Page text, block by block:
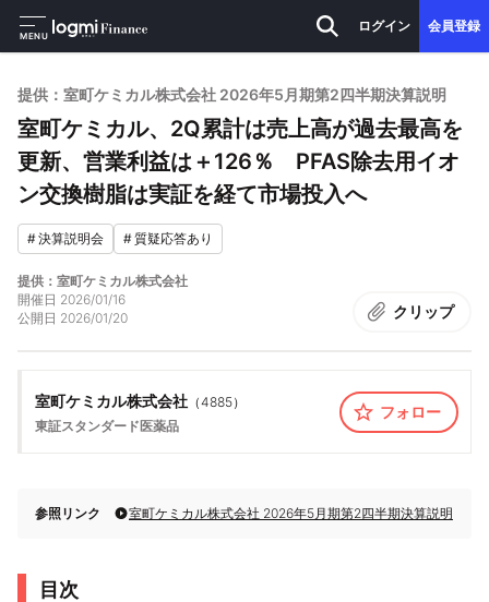
MENU
ログイン 会員登録
提供：室町ケミカル株式会社 2026年5月期第2四半期決算説明
室町ケミカル、2Q累計は売上高が過去最高を
更新、営業利益は＋126％ PFAS除去用イオ
ン交換樹脂は実証を経て市場投入へ
#決算説明会 #質疑応答あり
提供：室町ケミカル株式会社
開催日 2026/01/16
公開日 2026/01/20 クリップ
室町ケミカル株式会社 （4885）
東証スタンダード 医薬品
フォロー
参照リンク 室町ケミカル株式会社 2026年5月期第2四半期決算説明
目次